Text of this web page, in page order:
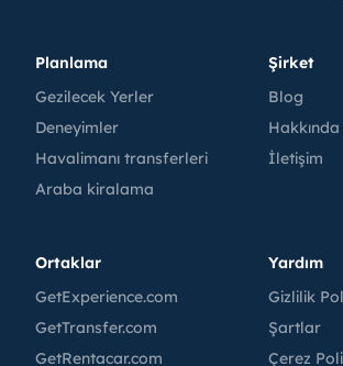
Planlama
Gezilecek Yerler
Deneyimler
Havalimanı transferleri
Araba kiralama
Şirket
Blog
Hakkında
İletişim
Ortaklar
GetExperience.com
GetTransfer.com
GetRentacar.com
Yardım
Gizlilik
Şartlar
Çerez